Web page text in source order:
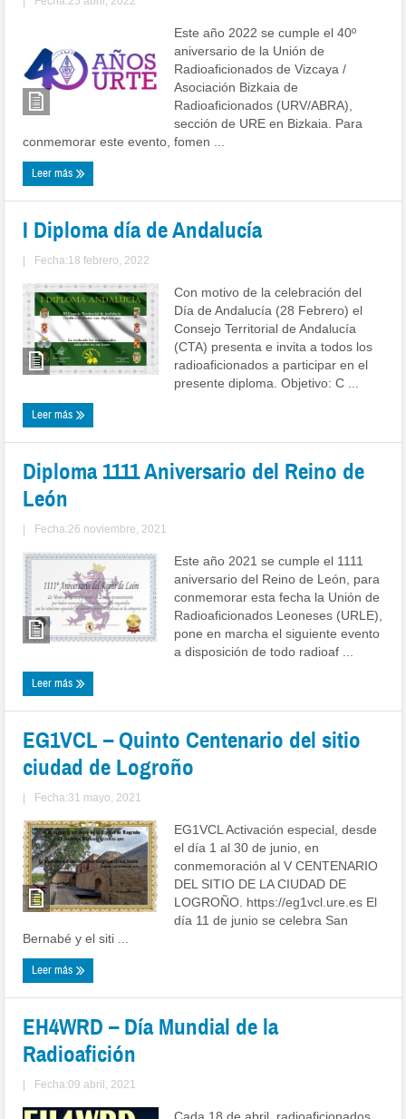
Este año 2022 se cumple el 40º
aniversario de la Unión de
Radioaficionados de Vizcaya /
Asociación Bizkaia de
Radioaficionados (URV/ABRA),
sección de URE en Bizkaia. Para
conmemorar este evento, fomen ...
Leer más
I Diploma día de Andalucía
| Fecha:18 febrero, 2022
Con motivo de la celebración del
Día de Andalucía (28 Febrero) el
Consejo Territorial de Andalucía
(CTA) presenta e invita a todos los
radioaficionados a participar en el
presente diploma. Objetivo: C ...
Leer más
Diploma 1111 Aniversario del Reino de
León
| Fecha:26 noviembre, 2021
Este año 2021 se cumple el 1111
aniversario del Reino de León, para
conmemorar esta fecha la Unión de
Radioaficionados Leoneses (URLE),
pone en marcha el siguiente evento
a disposición de todo radioaf ...
Leer más
EG1VCL – Quinto Centenario del sitio
ciudad de Logroño
| Fecha:31 mayo, 2021
EG1VCL Activación especial, desde
el día 1 al 30 de junio, en
conmemoración al V CENTENARIO
DEL SITIO DE LA CIUDAD DE
LOGROÑO. https://eg1vcl.ure.es El
día 11 de junio se celebra San
Bernabé y el siti ...
Leer más
EH4WRD – Día Mundial de la
Radioafición
| Fecha:09 abril, 2021